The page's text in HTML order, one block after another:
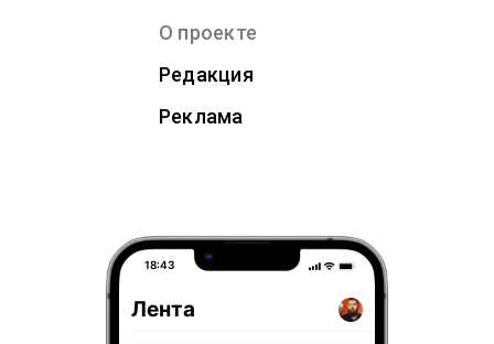
О проекте
Редакция
Реклама
18:43
Лента